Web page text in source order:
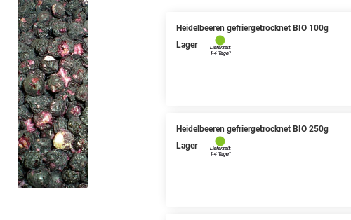
Heidelbeeren gefriergetrocknet BIO 100g
Lager
Heidelbeeren gefriergetrocknet BIO 250g
Lager